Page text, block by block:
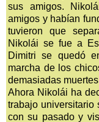
sus amigos.
amigos y habían
tuvieron que
Nikolái se fue a
Dimitri se quedó
marcha de los
demasiadas
Ahora Nikolái ha
trabajo universitario
con su pasado y